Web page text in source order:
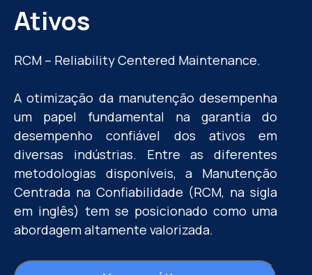
Ativos
RCM – ReliabilityCentered Maintenance.
A otimização da manutenção desempenha
um papel fundamental na garantia do
desempenho confiável dos ativos em
diversas indústrias. Entre as diferentes
metodologias disponíveis, a Manutenção
Centrada na Confiabilidade (RCM, na sigla
em inglês) tem se posicionado como uma
abordagem altamente valorizada.